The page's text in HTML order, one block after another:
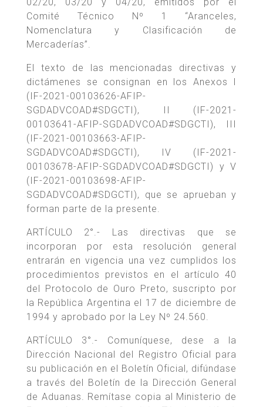
Comité Técnico Nº 1 “Aranceles,
Nomenclatura y Clasificación de
Mercaderías”.
El texto de las mencionadas directivas y
dictámenes se consignan en los Anexos I
(IF-2021-00103626-AFIP-
SGDADVCOAD#SDGCTI), II (IF-2021-
00103641-AFIP-SGDADVCOAD#SDGCTI), III
(IF-2021-00103663-AFIP-
SGDADVCOAD#SDGCTI), IV (IF-2021-
00103678-AFIP-SGDADVCOAD#SDGCTI) y V
(IF-2021-00103698-AFIP-
SGDADVCOAD#SDGCTI), que se aprueban y
forman parte de la presente.
ARTÍCULO 2°.- Las directivas que se
incorporan por esta resolución general
entrarán en vigencia una vez cumplidos los
procedimientos previstos en el artículo 40
del Protocolo de Ouro Preto, suscripto por
la República Argentina el 17 de diciembre de
1994 y aprobado por la Ley Nº 24.560.
ARTÍCULO 3°.- Comuníquese, dese a la
Dirección Nacional del Registro Oficial para
su publicación en el Boletín Oficial, difúndase
a través del Boletín de la Dirección General
de Aduanas. Remítase copia al Ministerio de